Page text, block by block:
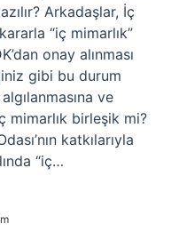
Arkadaşlar, İç
“iç mimarlık”
onay alınması
gibi bu durum
ve
mimarlık birleşik mi?
katkılarıyla
“iç…